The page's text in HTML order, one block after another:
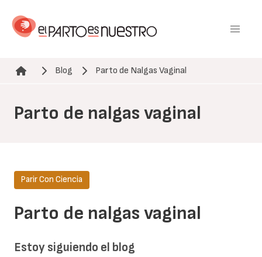
contenido
Ruta de navegación
Blog Parto de Nalgas Vaginal
Parto de nalgas vaginal
Parto de nalgas vaginal
Parir Con Ciencia
Estoy siguiendo el blog